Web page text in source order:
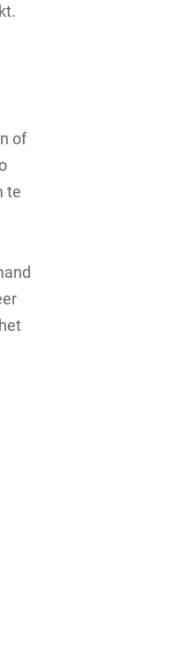
of
te